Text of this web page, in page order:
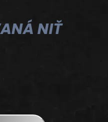
NIŤ